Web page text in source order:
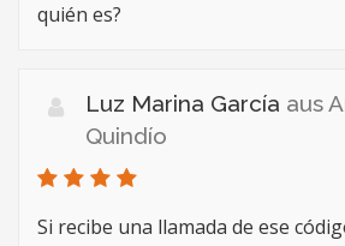
quién es?
Luz Marina García aus
Quindío
Si recibe una llamada de ese